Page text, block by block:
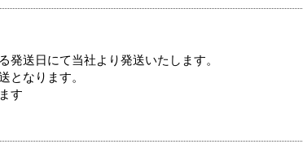
送日にて当社より発送いたします。
となります。
す